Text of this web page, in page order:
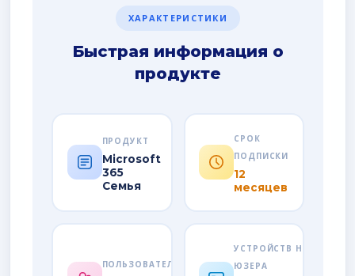
ХАРАКТЕРИСТИКИ
Быстрая информация о
продукте
ПРОДУКТ
Microsoft
365
Семья
СРОК
ПОДПИСКИ
12
месяцев
ПОЛЬЗОВАТЕЛЕЙ
УСТРОЙСТВ НА
ЮЗЕРА